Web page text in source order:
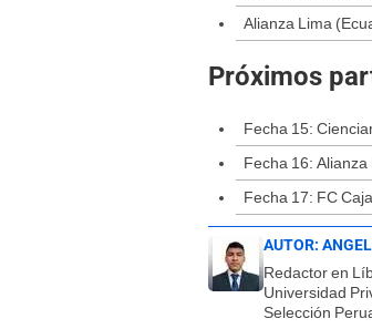
Alianza Lima
Próximos
Fecha 15:
Fecha 16:
Fecha 17: FC
AUTOR:
Redactor en
Universidad
Selección